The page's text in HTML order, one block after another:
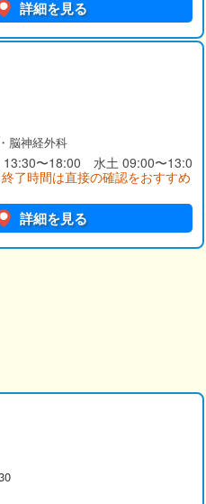
詳細を見る
脳神経外科
13:30〜18:00 水土 09:00〜13:0
了時間は直接の確認をおすすめ
詳細を見る